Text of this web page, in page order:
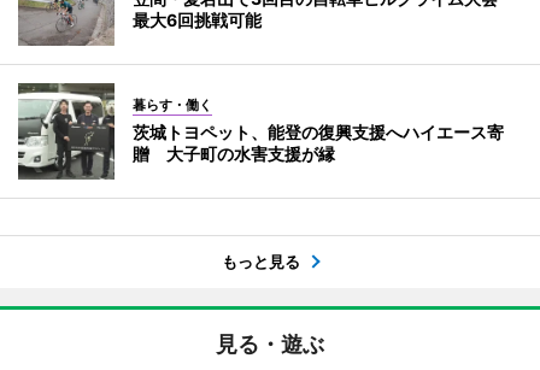
最大6回挑戦可能
暮らす・働く
茨城トヨペット、能登の復興支援へハイエース寄
贈 大子町の水害支援が縁
もっと見る
見る・遊ぶ